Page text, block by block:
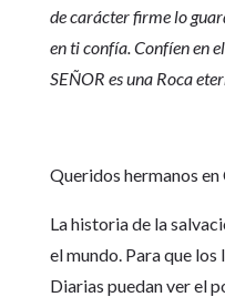
de carácter firme lo
en ti confía. Confíen en
SEÑOR es una Roca
Queridos hermanos
La historia de la
el mundo. Para que
Diarias puedan ver el